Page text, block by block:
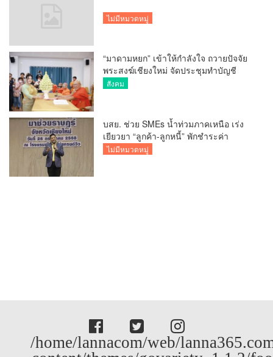
ไม่มีหมวดหมู่
“มาดามหยก” เข้าให้กำลังใจ ถวายปัจจัย
พระสงฆ์เชียงใหม่ จัดประชุมทำบัญชี
รายรับรายจ่ายของวัด กว่า 300 รูป ที่วัด
สังคม
บสย. ช่วย SMEs น้ำท่วมภาคเหนือ เร่ง
เยียวยา “ลูกค้า-ลูกหนี้” พักชำระค่า
ธรรมเนียม-ค่างวด
ไม่มีหมวดหมู่
/home/lannacom/web/